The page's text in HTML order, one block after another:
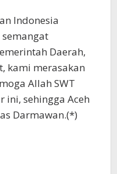
Indonesia
Daerah,
kami merasakan
Allah SWT
ini, sehingga Aceh
Darmawan.(*)